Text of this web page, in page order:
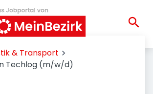
& Transport
Techlog (m/w/d)